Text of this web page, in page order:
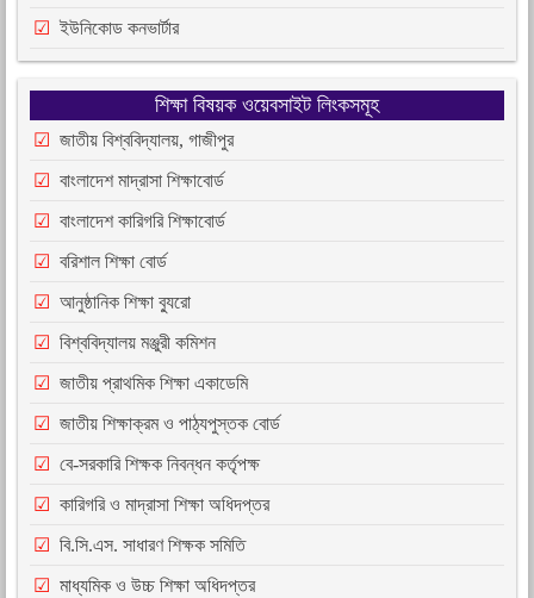
ইউনিকোড কনভার্টার
শিক্ষা বিষয়ক ওয়েবসাইট লিংকসমূহ
জাতীয় বিশ্ববিদ্যালয়, গাজীপুর
বাংলাদেশ মাদ্রাসা শিক্ষাবোর্ড
বাংলাদেশ কারিগরি শিক্ষাবোর্ড
বরিশাল শিক্ষা বোর্ড
আনুষ্ঠানিক শিক্ষা ব্যুরো
বিশ্ববিদ্যালয় মঞ্জুরী কমিশন
জাতীয় প্রাথমিক শিক্ষা একাডেমি
জাতীয় শিক্ষাক্রম ও পাঠ্যপুস্তক বোর্ড
বে-সরকারি শিক্ষক নিবন্ধন কর্তৃপক্ষ
কারিগরি ও মাদ্রাসা শিক্ষা অধিদপ্তর
বি.সি.এস. সাধারণ শিক্ষক সমিতি
মাধ্যমিক ও উচ্চ শিক্ষা অধিদপ্তর